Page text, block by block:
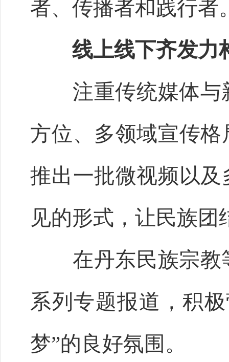
者、传播者和践行者
线上线下齐发力
注重传统媒体与
方位、多领域宣传
推出一批微视频以
见的形式，让民族
在丹东民族宗教
系列专题报道，积
梦”的良好氛围。